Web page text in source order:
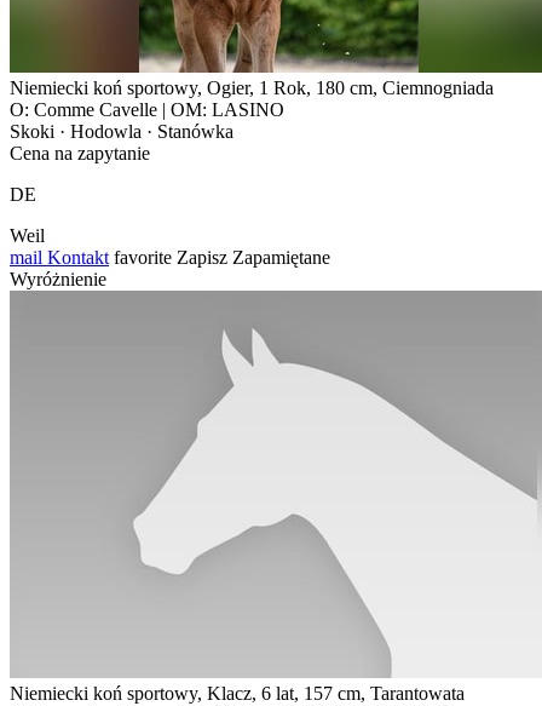
Niemiecki koń sportowy, Ogier, 1 Rok, 180 cm, Ciemnogniada
O: Comme Cavelle | OM: LASINO
Skoki · Hodowla · Stanówka
Cena na zapytanie
DE
Weil
mail Kontakt favorite Zapisz Zapamiętane
Wyróżnienie
Niemiecki koń sportowy, Klacz, 6 lat, 157 cm, Tarantowata